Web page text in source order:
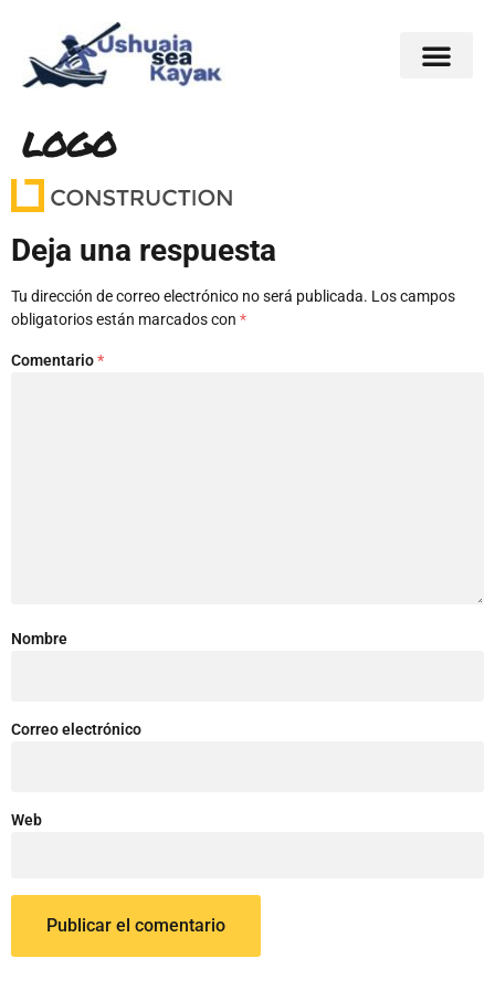
logo
Deja una respuesta
Tu dirección de correo electrónico no será publicada. Los campos
obligatorios están marcados con *
Comentario*
Nombre
Correo electrónico
Web